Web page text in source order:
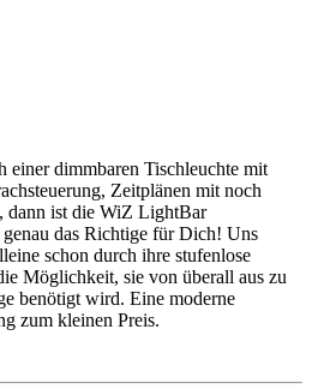
einer dimmbaren Tischleuchte mit
Zeitplänen mit noch
dann ist die WiZ LightBar
das Richtige für Dich! Uns
schon durch ihre stufenlose
Möglichkeit, sie von überall aus zu
benötigt wird. Eine moderne
zum kleinen Preis.